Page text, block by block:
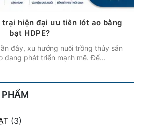
hiện đại ưu tiên lót ao bằng
bạt HDPE?
đây, xu hướng nuôi trồng thủy sản
đang phát triển mạnh mẽ. Để...
PHẨM
(3)